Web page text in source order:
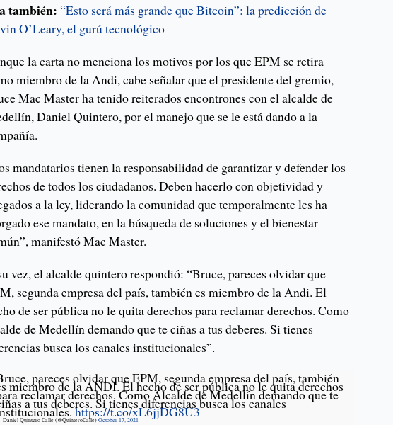
también: “Esto será más grande que Bitcoin”: la predicción de
O’Leary, el gurú tecnológico
la carta no menciona los motivos por los que EPM se retira
miembro de la Andi, cabe señalar que el presidente del gremio,
Mac Master ha tenido reiterados encontrones con el alcalde de
Daniel Quintero, por el manejo que se le está dando a la
mandatarios tienen la responsabilidad de garantizar y defender los
de todos los ciudadanos. Deben hacerlo con objetividad y
a la ley, liderando la comunidad que temporalmente les ha
ese mandato, en la búsqueda de soluciones y el bienestar
manifestó Mac Master.
vez, el alcalde quintero respondió: “Bruce, pareces olvidar que
segunda empresa del país, también es miembro de la Andi. El
de ser pública no le quita derechos para reclamar derechos. Como
de Medellín demando que te ciñas a tus deberes. Si tienes
busca los canales institucionales”.
pareces olvidar que EPM, segunda empresa del país, también
miembro de la ANDI. El hecho de ser pública no le quita derechos
reclamar derechos. Como Alcalde de Medellín demando que te
a tus deberes. Si tienes diferencias busca los canales
https://t.co/xL6jjDG8U3
Quintero Calle (@QuinteroCalle)October 17, 2021